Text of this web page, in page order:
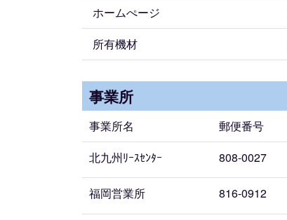
ホームぺージ
所有機材
事業所
事業所名 郵便番号
北九州ﾘｰｽｾﾝﾀｰ
808-0027
福岡営業所 816-0912